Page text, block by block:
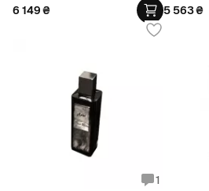
6 149₴ 5 563₴
1